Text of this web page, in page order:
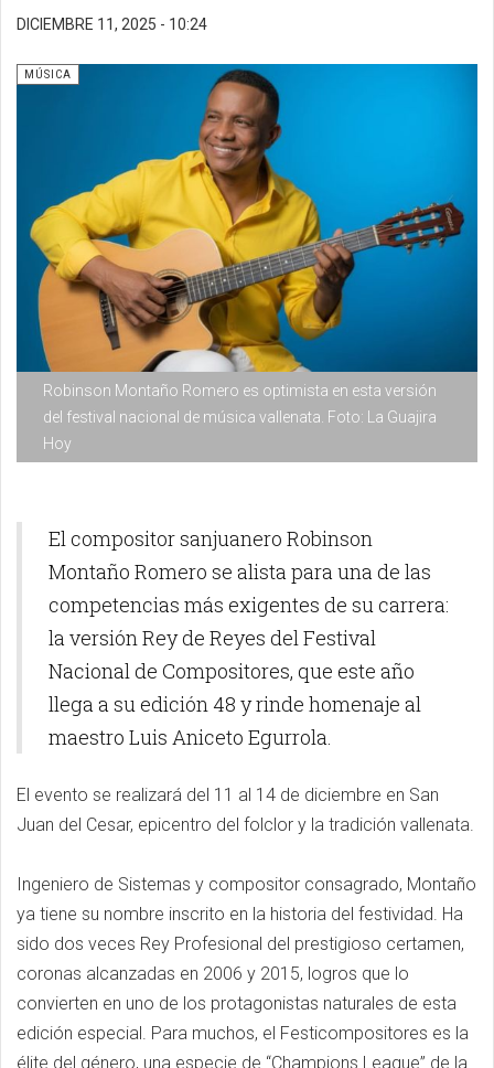
DICIEMBRE 11, 2025 - 10:24
Robinson Montaño Romero es optimista en esta versión
del festival nacional de música vallenata. Foto: La Guajira
Hoy
MÚSICA
El compositor sanjuanero Robinson
Montaño Romero se alista para una de las
competencias más exigentes de su carrera:
la versión Rey de Reyes del Festival
Nacional de Compositores, que este año
llega a su edición 48 y rinde homenaje al
maestro Luis Aniceto Egurrola.
El evento se realizará del 11 al 14 de diciembre en San
Juan del Cesar, epicentro del folclor y la tradición vallenata.
Ingeniero de Sistemas y compositor consagrado, Montaño
ya tiene su nombre inscrito en la historia del festividad. Ha
sido dos veces Rey Profesional del prestigioso certamen,
coronas alcanzadas en 2006 y 2015, logros que lo
convierten en uno de los protagonistas naturales de esta
edición especial. Para muchos, el Festicompositores es la
élite del género, una especie de “Champions League” de la